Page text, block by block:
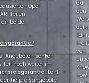
Opel
Teilen
beide
Angeboten senken
noch weiter im
¹. Echt
Tiefpreisangebote
du
den
von
how